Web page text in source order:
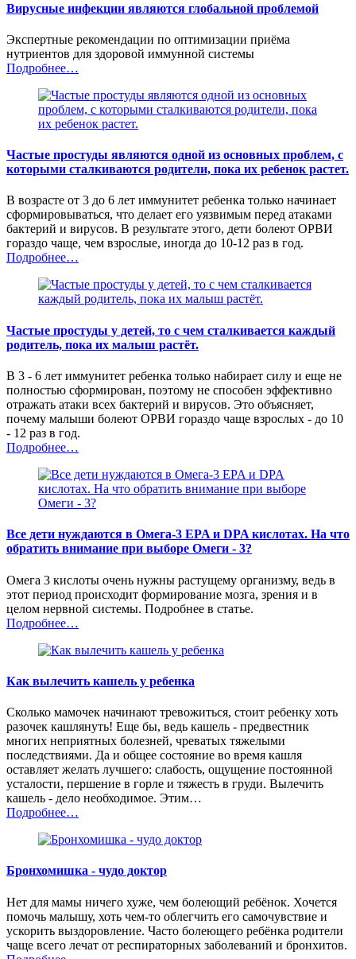
Вирусные инфекции являются глобальной проблемой
Экспертные рекомендации по оптимизации приёма
нутриентов для здоровой иммунной системы
Подробнее…
Частые простуды являются одной из основных проблем, с
которыми сталкиваются родители, пока их ребенок растет.
В возрасте от 3 до 6 лет иммунитет ребенка только начинает
сформировываться, что делает его уязвимым перед атаками
бактерий и вирусов. В результате этого, дети болеют ОРВИ
гораздо чаще, чем взрослые, иногда до 10-12 раз в год.
Подробнее…
Частые простуды у детей, то с чем сталкивается каждый
родитель, пока их малыш растёт.
В 3 - 6 лет иммунитет ребенка только набирает силу и еще не
полностью сформирован, поэтому не способен эффективно
отражать атаки всех бактерий и вирусов. Это объясняет,
почему малыши болеют ОРВИ гораздо чаще взрослых - до 10
- 12 раз в год.
Подробнее…
Все дети нуждаются в Омега-3 EPA и DPA кислотах. На что
обратить внимание при выборе Омеги - 3?
Омега 3 кислоты очень нужны растущему организму, ведь в
этот период происходит формирование мозга, зрения и в
целом нервной системы. Подробнее в статье.
Подробнее…
Как вылечить кашель у ребенка
Сколько мамочек начинают тревожиться, стоит ребенку хоть
разочек кашлянуть! Еще бы, ведь кашель - предвестник
многих неприятных болезней, чреватых тяжелыми
последствиями. Да и общее состояние во время кашля
оставляет желать лучшего: слабость, ощущение постоянной
усталости, першение в горле и тяжесть в груди. Вылечить
кашель - дело необходимое. Этим…
Подробнее…
Бронхомишка - чудо доктор
Нет для мамы ничего хуже, чем болеющий ребёнок. Хочется
помочь малышу, хоть чем-то облегчить его самочувствие и
ускорить выздоровление. Часто болеющего ребёнка родители
чаще всего лечат от респираторных заболеваний и бронхитов.